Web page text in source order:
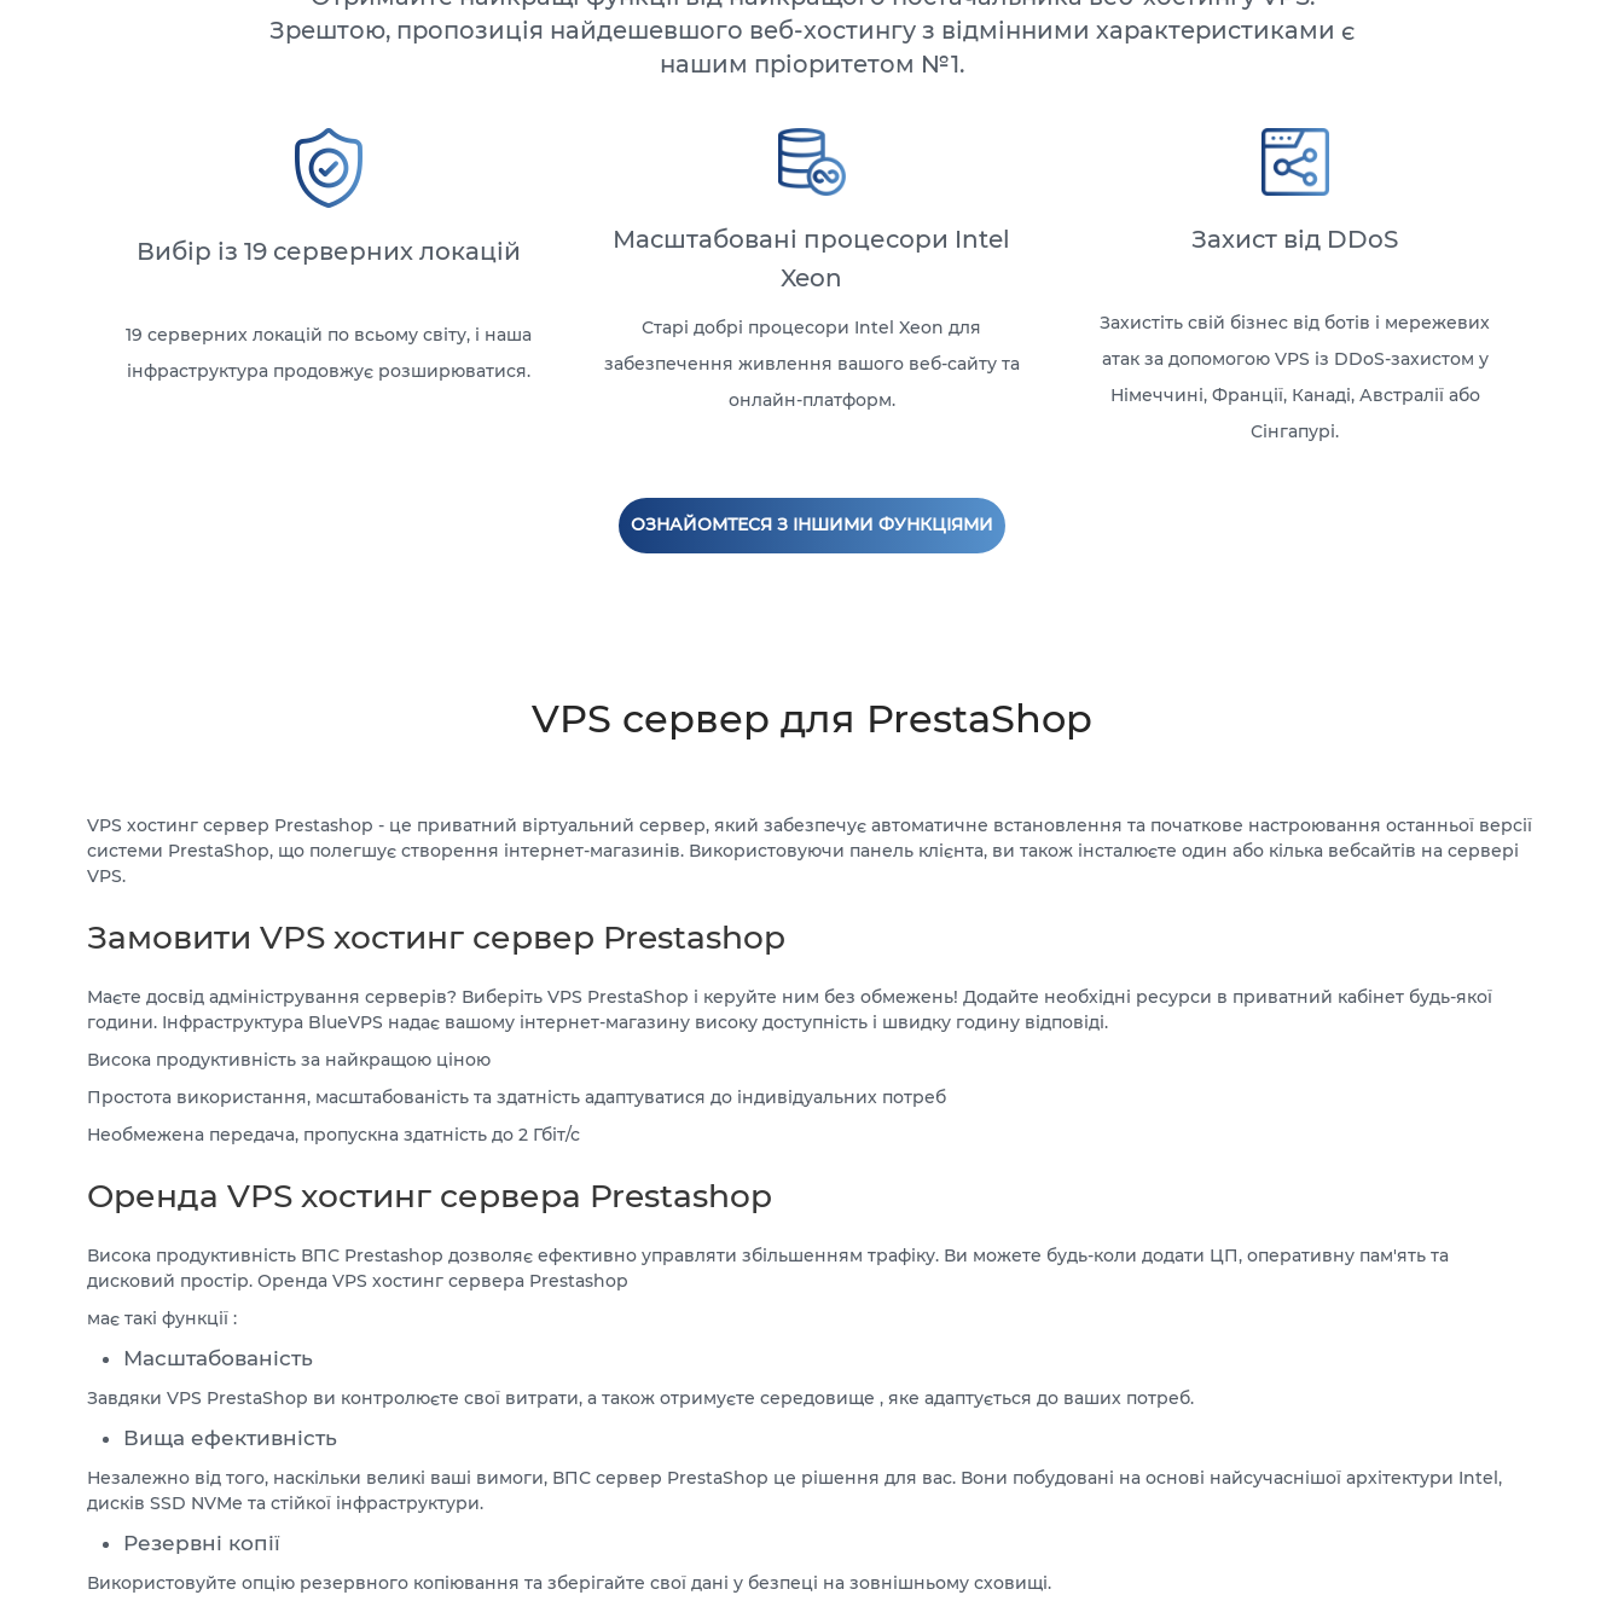
Зрештою, пропозиція найдешевшого веб-хостингу з відмінними характеристиками є
нашим пріоритетом №1.
Вибір із 19 серверних локацій
19 серверних локацій по всьому світу, і наша
інфраструктура продовжує розширюватися.
Масштабовані процесори Intel
Xeon
Старі добрі процесори Intel Xeon для
забезпечення живлення вашого веб-сайту та
онлайн-платформ.
Захист від DDoS
Захистіть свій бізнес від ботів і мережевих
атак за допомогою VPS із DDoS-захистом у
Німеччині, Франції, Канаді, Австралії або
Сінгапурі.
ОЗНАЙОМТЕСЯ З ІНШИМИ ФУНКЦІЯМИ
VPS сервер для PrestaShop
VPS хостинг сервер Prestashop - це приватний віртуальний сервер, який забезпечує автоматичне встановлення та початкове настроювання останньої версії
системи PrestaShop, що полегшує створення інтернет-магазинів. Використовуючи панель клієнта, ви також інсталюєте один або кілька вебсайтів на сервері
VPS.
Замовити VPS хостинг сервер Prestashop
Маєте досвід адміністрування серверів? Виберіть VPS PrestaShop і керуйте ним без обмежень! Додайте необхідні ресурси в приватний кабінет будь-якої
години. Інфраструктура BlueVPS надає вашому інтернет-магазину високу доступність і швидку годину відповіді.
Висока продуктивність за найкращою ціною
Простота використання, масштабованість та здатність адаптуватися до індивідуальних потреб
Необмежена передача, пропускна здатність до 2 Гбіт/с
Оренда VPS хостинг сервера Prestashop
Висока продуктивність ВПС Prestashop дозволяє ефективно управляти збільшенням трафіку. Ви можете будь-коли додати ЦП, оперативну пам'ять та
дисковий простір. Оренда VPS хостинг сервера Prestashop
має такі функції :
Масштабованість
Завдяки VPS PrestaShop ви контролюєте свої витрати, а також отримуєте середовище , яке адаптується до ваших потреб.
Вища ефективність
Незалежно від того, наскільки великі ваші вимоги, ВПС сервер PrestaShop це рішення для вас. Вони побудовані на основі найсучаснішої архітектури Intel,
дисків SSD NVMe та стійкої інфраструктури.
Резервні копії
Використовуйте опцію резервного копіювання та зберігайте свої дані у безпеці на зовнішньому сховищі.